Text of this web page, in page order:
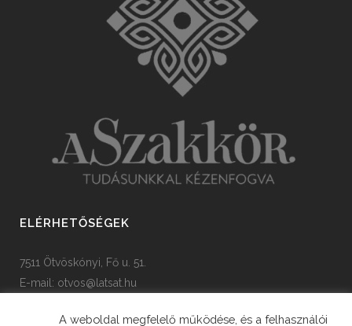
ELÉRHETŐSÉGEK
7511 Ötvöskónyi, Fő u. 51.
E-mail: otvos@latsat.hu
A weboldal megfelelő működése, és a felhasználói